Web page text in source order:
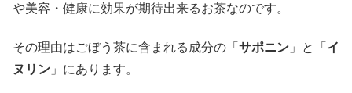
や美容・健康に効果が期待出来るお茶なのです。
その理由はごぼう茶に含まれる成分の「 サポニン 」と「 イ
ヌリン 」にあります。